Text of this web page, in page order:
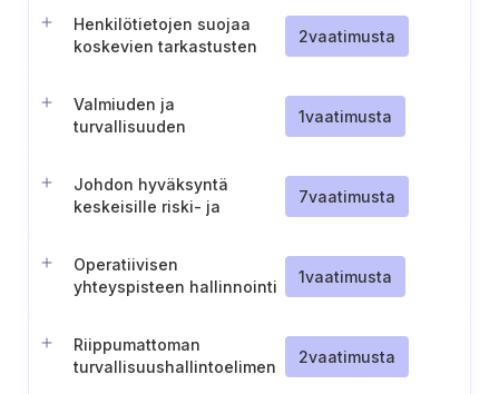
Henkilötietojen suojaa
koskevien tarkastusten
2vaatimusta
Valmiuden ja
turvallisuuden
1vaatimusta
Johdon hyväksyntä
keskeisille riski- ja
7vaatimusta
Operatiivisen
yhteyspisteen hallinnointi
1vaatimusta
Riippumattoman
turvallisuushallintoelimen
2vaatimusta